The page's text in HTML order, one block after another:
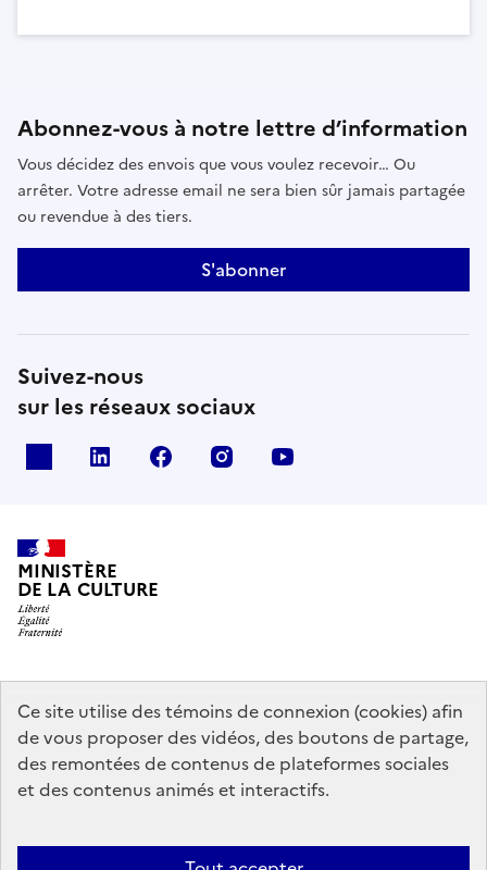
Ce site utilise des témoins de connexion (cookies) afin
de vous proposer des vidéos, des boutons de partage,
des remontées de contenus de plateformes sociales
et des contenus animés et interactifs.
Abonnez-vous à notre lettre d’information
Vous décidez des envois que vous voulez recevoir… Ou
arrêter. Votre adresse email ne sera bien sûr jamais partagée
ou revendue à des tiers.
S'abonner
Suivez-nous
sur les réseaux sociaux
linkedin facebook instagram
MINISTÈRE
DE LA CULTURE
data.gouv.fr legifrance.gouv.fr
info.gouv.fr
service-public.gouv.fr
Mentions légales Accessibilité : partiellement conforme Politique